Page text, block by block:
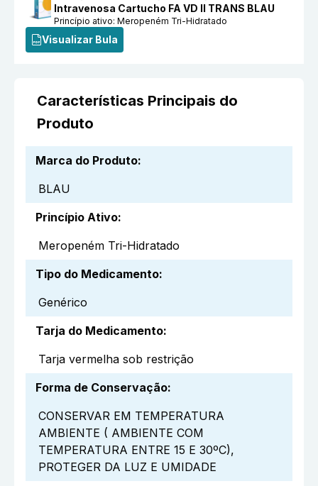
Intravenosa Cartucho FA VD II TRANS BLAU
Princípio ativo:Meropeném Tri-Hidratado
Visualizar Bula
Características Principais do
Produto
Marca do Produto:
BLAU
Princípio Ativo:
Meropeném Tri-Hidratado
Tipo do Medicamento:
Genérico
Tarja do Medicamento:
Tarja vermelha sob restrição
Forma de Conservação:
CONSERVAR EM TEMPERATURA
AMBIENTE ( AMBIENTE COM
TEMPERATURA ENTRE 15 E 30ºC),
PROTEGER DA LUZ E UMIDADE